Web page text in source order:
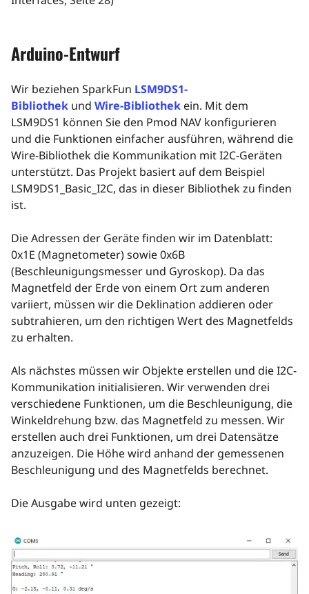
Arduino-Entwurf
Wir beziehen SparkFun LSM9DS1-
Bibliothek und Wire-Bibliothek ein. Mit dem
LSM9DS1 können Sie den Pmod NAV konfigurieren
und die Funktionen einfacher ausführen, während die
Wire-Bibliothek die Kommunikation mit I2C-Geräten
unterstützt. Das Projekt basiert auf dem Beispiel
LSM9DS1_Basic_I2C, das in dieser Bibliothek zu finden
ist.
Die Adressen der Geräte finden wir im Datenblatt:
0x1E (Magnetometer) sowie 0x6B
(Beschleunigungsmesser und Gyroskop). Da das
Magnetfeld der Erde von einem Ort zum anderen
variiert, müssen wir die Deklination addieren oder
subtrahieren, um den richtigen Wert des Magnetfelds
zu erhalten.
Als nächstes müssen wir Objekte erstellen und die I2C-
Kommunikation initialisieren. Wir verwenden drei
verschiedene Funktionen, um die Beschleunigung, die
Winkeldrehung bzw. das Magnetfeld zu messen. Wir
erstellen auch drei Funktionen, um drei Datensätze
anzuzeigen. Die Höhe wird anhand der gemessenen
Beschleunigung und des Magnetfelds berechnet.
Die Ausgabe wird unten gezeigt: